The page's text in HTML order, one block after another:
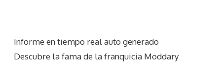
Informe en tiempo real auto generado
Descubre la fama de la franquicia Moddary